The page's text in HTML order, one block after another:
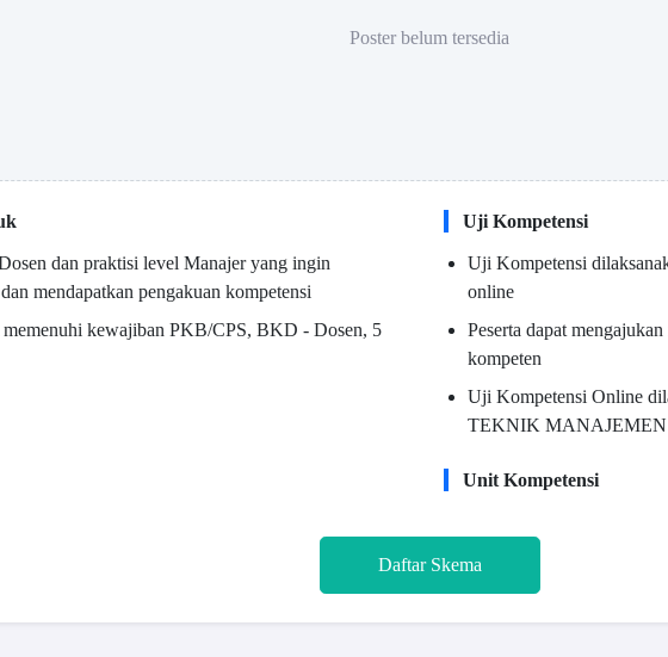
Poster belum tersedia
dan praktisi level Manajer yang ingin
mendapatkan pengakuan kompetensi
kewajiban PKB/CPS, BKD - Dosen, 5
Uji Kompetensi
Uji Kompetensi
online
Peserta dapat
kompeten
Uji Kompetensi Online
TEKNIK
Unit Kompetensi
Daftar Skema